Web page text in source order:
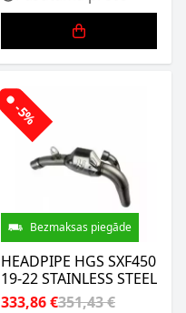
-5%
Bezmaksas piegāde
HEADPIPE HGS SXF450
19-22 STAINLESS STEEL
333,86 €351,43 €